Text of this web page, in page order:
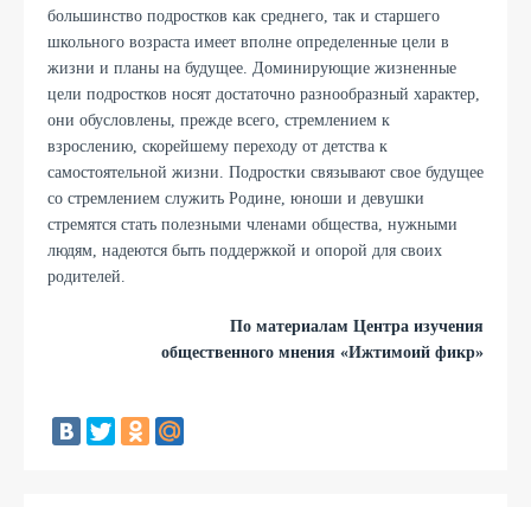
большинство подростков как среднего, так и старшего
школьного возраста имеет вполне определенные цели в
жизни и планы на будущее. Доминирующие жизненные
цели подростков носят достаточно разнообразный характер,
они обусловлены, прежде всего, стремлением к
взрослению, скорейшему переходу от детства к
самостоятельной жизни. Подростки связывают свое будущее
со стремлением служить Родине, юноши и девушки
стремятся стать полезными членами общества, нужными
людям, надеются быть поддержкой и опорой для своих
родителей.
По материалам Центра изучения
общественного мнения «Ижтимоий фикр»